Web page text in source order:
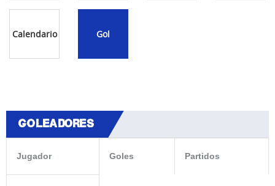
Calendario Gol
GOLEADORES
Jugador Goles Partidos